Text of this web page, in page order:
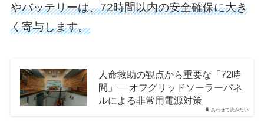
やバッテリーは、72時間以内の安全確保に大き
く寄与します。
あわせて読みたい
人命救助の観点から重要な「72時
間」— オフグリッドソーラーパネ
ルによる非常用電源対策